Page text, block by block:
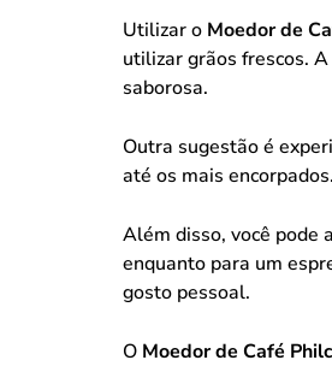
Utilizar o Moedor de
utilizar grãos frescos.
saborosa.
Outra sugestão é
até os mais
Além disso, você pode
enquanto para um
gosto pessoal.
O Moedor de Café